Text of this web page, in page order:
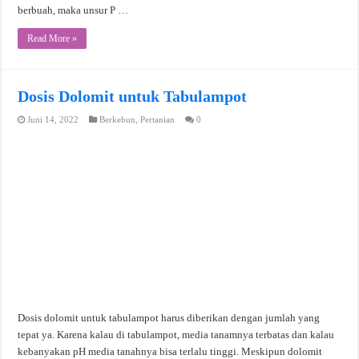
berbuah, maka unsur P …
Read More »
Dosis Dolomit untuk Tabulampot
Juni 14, 2022 Berkebun ,Pertanian 0
Dosis dolomit untuk tabulampot harus diberikan dengan jumlah yang
tepat ya. Karena kalau di tabulampot, media tanamnya terbatas dan kalau
kebanyakan pH media tanahnya bisa terlalu tinggi. Meskipun dolomit